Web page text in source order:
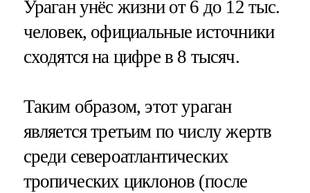
Ураган унёс жизни от 6 до 12 тыс.
человек, официальные источники
сходятся на цифре в 8 тысяч.
Таким образом, этот ураган
является третьим по числу жертв
среди североатлантических
тропических циклонов (после